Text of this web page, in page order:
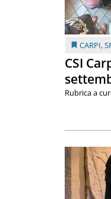
CARPI,
CSI
Rubrica a